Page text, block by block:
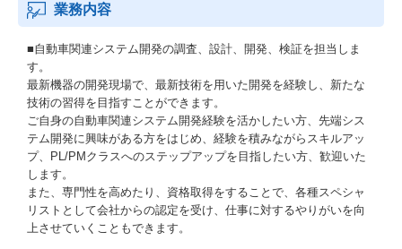
業務内容
■自動車関連システム開発の調査、設計、開発、検証を担当しま
す。
最新機器の開発現場で、最新技術を用いた開発を経験し、新たな
技術の習得を目指すことができます。
ご自身の自動車関連システム開発経験を活かしたい方、先端シス
テム開発に興味がある方をはじめ、経験を積みながらスキルアッ
プ、PL/PMクラスへのステップアップを目指したい方、歓迎いた
します。
また、専門性を高めたり、資格取得をすることで、各種スペシャ
リストとして会社からの認定を受け、仕事に対するやりがいを向
上させていくこともできます。